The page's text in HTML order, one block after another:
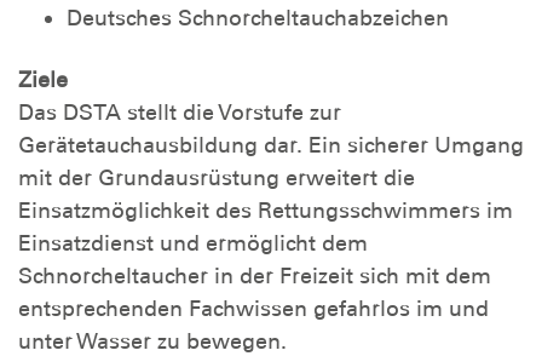
Deutsches Schnorcheltauchabzeichen
Ziele
Das DSTA stellt die Vorstufe zur
Gerätetauchausbildung dar. Ein sicherer Umgang
mit der Grundausrüstung erweitert die
Einsatzmöglichkeit des Rettungsschwimmers im
Einsatzdienst und ermöglicht dem
Schnorcheltaucher in der Freizeit sich mit dem
entsprechenden Fachwissen gefahrlos im und
unter Wasser zu bewegen.